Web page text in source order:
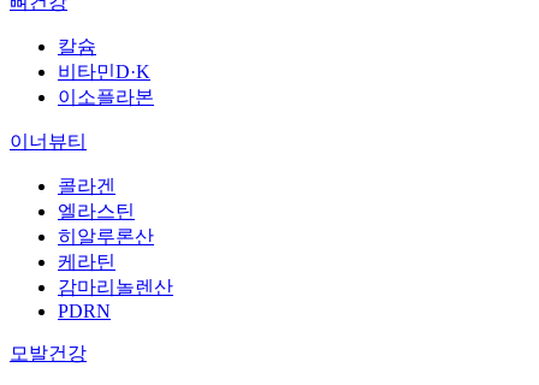
칼슘
비타민D·K
이소플라본
이너뷰티
콜라겐
엘라스틴
히알루론산
케라틴
감마리놀렌산
PDRN
모발건강